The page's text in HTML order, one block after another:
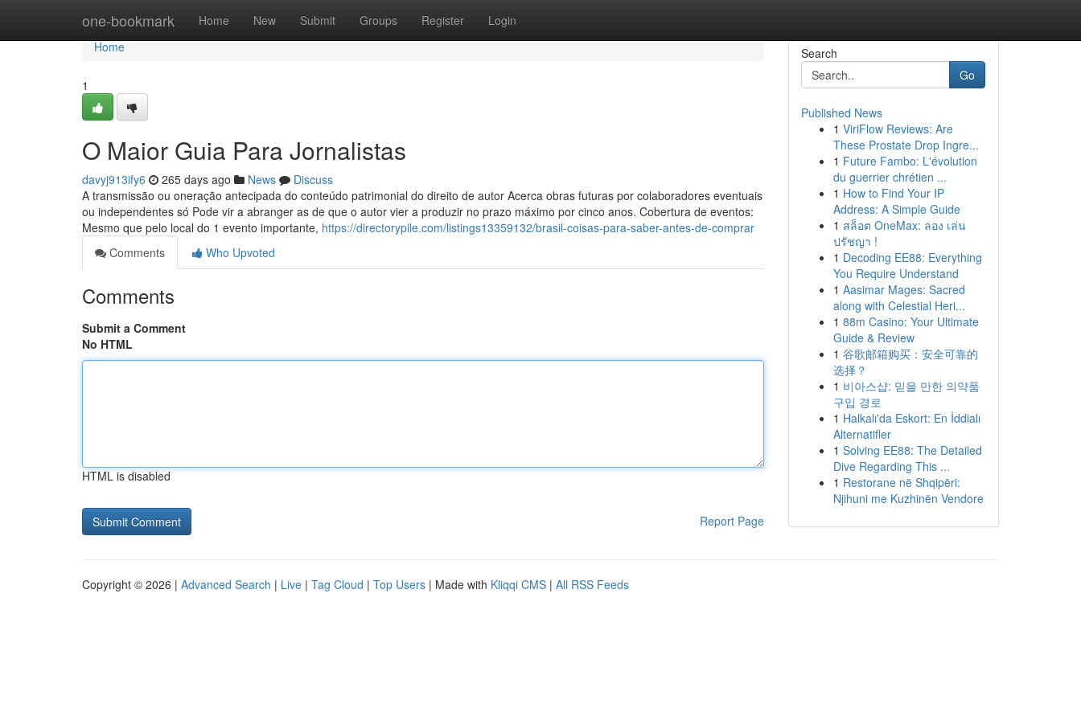
one-bookmark Home New Submit Groups Register Login
Home
Home
1
O Maior Guia Para Jornalistas
davyj913ify6 265 days ago News
Discuss
A transmissão ou oneração antecipada do conteúdo patrimonial do direito de autor Acerca obras futuras por colaboradores eventuais
ou independentes só Pode vir a abranger as de que o autor vier a produzir no prazo máximo por cinco anos. Cobertura de eventos:
Mesmo que pelo local do 1 evento importante, https://directorypile.com/listings13359132/brasil-coisas-para-saber-antes-de-comprar
Comments
Who Upvoted
Comments
Submit a Comment
No HTML
HTML is disabled
Report Page
Search
Go
Published News
1 ViriFlow Reviews: Are
These Prostate Drop Ingre...
1 Future Fambo: L'évolution
du guerrier chrétien ...
1 How to Find Your IP
Address: A Simple Guide
1 สล็อต OneMax: ลอง เล่น
ปรัชญา !
1 Decoding EE88: Everything
You Require Understand
1 Aasimar Mages: Sacred
along with Celestial Heri...
1 88m Casino: Your Ultimate
Guide & Review
1 谷歌邮箱购买：安全可靠的
选择？
1 비아스샵: 믿을 만한 의약품
구입 경로
1 Halkalı'da Eskort: En İddialı
Alternatifler
1 Solving EE88: The Detailed
Dive Regarding This ...
1 Restorane në Shqipëri:
Njihuni me Kuzhinën Vendore
Copyright © 2026 | Advanced Search | Live | Tag Cloud | Top Users | Made with Kliqqi CMS | All RSS Feeds